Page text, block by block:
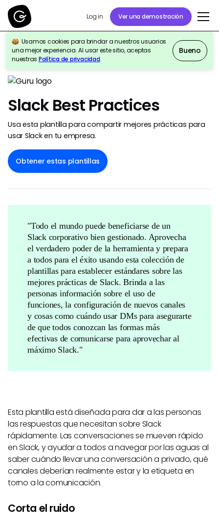
Log in Ver una demostración
Usamos cookies para brindar a nuestros usuarios
una mejor experiencia. Al usar este sitio, aceptas
nuestras Política de privacidad.
Bueno
Volver a la galería de plantillas
Slack Best Practices
Usa esta plantilla para compartir mejores prácticas para
usar Slack en tu empresa.
Obtener estas plantillas
"Todo el mundo puede beneficiarse de un
Slack corporativo bien gestionado. Aprovecha
el verdadero poder de la herramienta y prepara
a todos para el éxito usando esta colección de
plantillas para establecer estándares sobre las
mejores prácticas de Slack. Brinda a las
personas información sobre el uso de
funciones, la configuración de nuevos canales
y cosas como cuándo usar DMs para asegurarte
de que todos conozcan las formas más
efectivas de comunicarse para aprovechar al
máximo Slack."
Esta plantilla está diseñada para dar a las personas
las respuestas que necesitan sobre Slack
rápidamente. Las conversaciones se mueven rápido
en Slack, y ayudar a todos a navegar por las aguas al
saber cuándo llevar una conversación a privado, qué
canales deberían realmente estar y la etiqueta en
torno a la comunicación.
Corta el ruido